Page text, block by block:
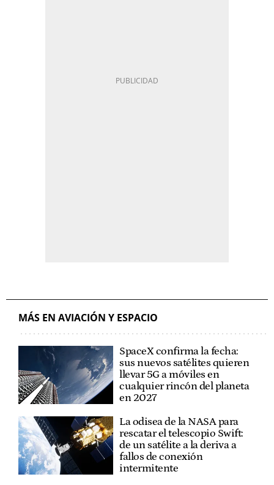
MÁS EN AVIACIÓN Y ESPACIO
SpaceX confirma la fecha:
sus nuevos satélites quieren
llevar 5G a móviles en
cualquier rincón del planeta
en 2027
La odisea de la NASA para
rescatar el telescopio Swift:
de un satélite a la deriva a
fallos de conexión
intermitente